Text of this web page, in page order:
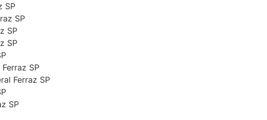
SP
SP
SP
SP
SP
Ferraz SP
SP